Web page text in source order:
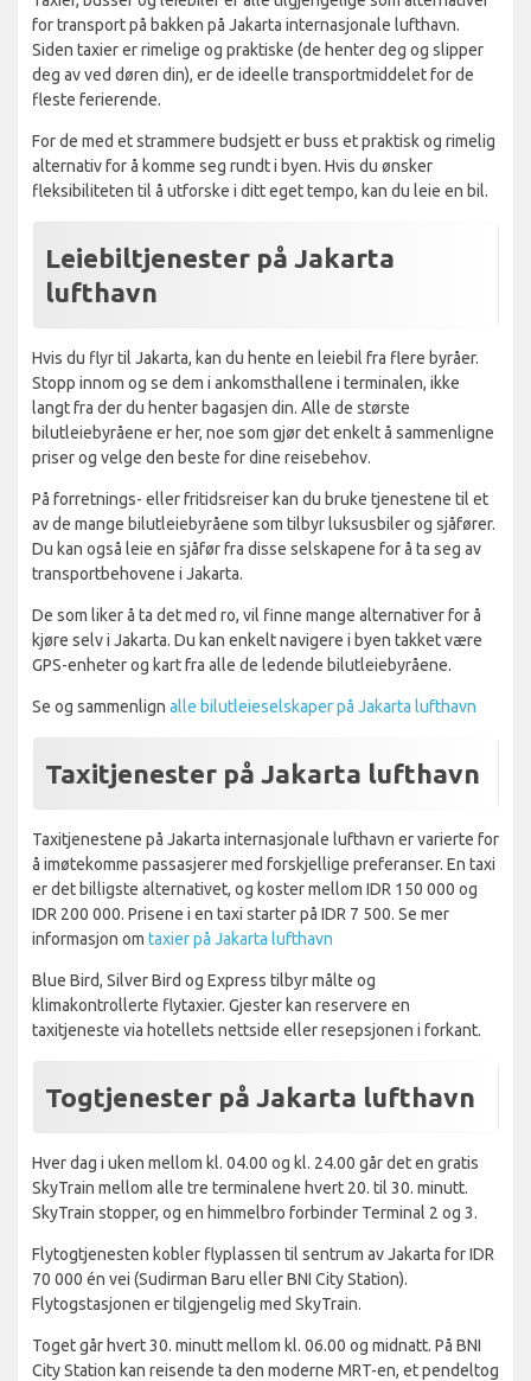
for transport på bakken på Jakarta internasjonale lufthavn.
Siden taxier er rimelige og praktiske (de henter deg og slipper
deg av ved døren din), er de ideelle transportmiddelet for de
fleste ferierende.
For de med et strammere budsjett er buss et praktisk og rimelig
alternativ for å komme seg rundt i byen. Hvis du ønsker
fleksibiliteten til å utforske i ditt eget tempo, kan du leie en bil.
Leiebiltjenester på Jakarta
lufthavn
Hvis du flyr til Jakarta, kan du hente en leiebil fra flere byråer.
Stopp innom og se dem i ankomsthallene i terminalen, ikke
langt fra der du henter bagasjen din. Alle de største
bilutleiebyråene er her, noe som gjør det enkelt å sammenligne
priser og velge den beste for dine reisebehov.
På forretnings- eller fritidsreiser kan du bruke tjenestene til et
av de mange bilutleiebyråene som tilbyr luksusbiler og sjåfører.
Du kan også leie en sjåfør fra disse selskapene for å ta seg av
transportbehovene i Jakarta.
De som liker å ta det med ro, vil finne mange alternativer for å
kjøre selv i Jakarta. Du kan enkelt navigere i byen takket være
GPS-enheter og kart fra alle de ledende bilutleiebyråene.
Se og sammenlign alle bilutleieselskaper på Jakarta lufthavn
Taxitjenester på Jakarta lufthavn
Taxitjenestene på Jakarta internasjonale lufthavn er varierte for
å imøtekomme passasjerer med forskjellige preferanser. En taxi
er det billigste alternativet, og koster mellom IDR 150 000 og
IDR 200 000. Prisene i en taxi starter på IDR 7 500. Se mer
informasjon om taxier på Jakarta lufthavn
Blue Bird, Silver Bird og Express tilbyr målte og
klimakontrollerte flytaxier. Gjester kan reservere en
taxitjeneste via hotellets nettside eller resepsjonen i forkant.
Togtjenester på Jakarta lufthavn
Hver dag i uken mellom kl. 04.00 og kl. 24.00 går det en gratis
SkyTrain mellom alle tre terminalene hvert 20. til 30. minutt.
SkyTrain stopper, og en himmelbro forbinder Terminal 2 og 3.
Flytogtjenesten kobler flyplassen til sentrum av Jakarta for IDR
70 000 én vei (Sudirman Baru eller BNI City Station).
Flytogstasjonen er tilgjengelig med SkyTrain.
Toget går hvert 30. minutt mellom kl. 06.00 og midnatt. På BNI
City Station kan reisende ta den moderne MRT-en, et pendeltog